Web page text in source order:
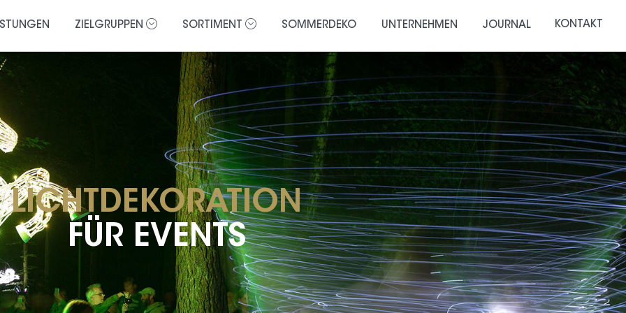
KONTAKT
ZIELGRUPPEN SORTIMENT SOMMERDEKO UNTERNEHMEN JOURNAL
LICHTDEKORATION
FÜR EVENTS